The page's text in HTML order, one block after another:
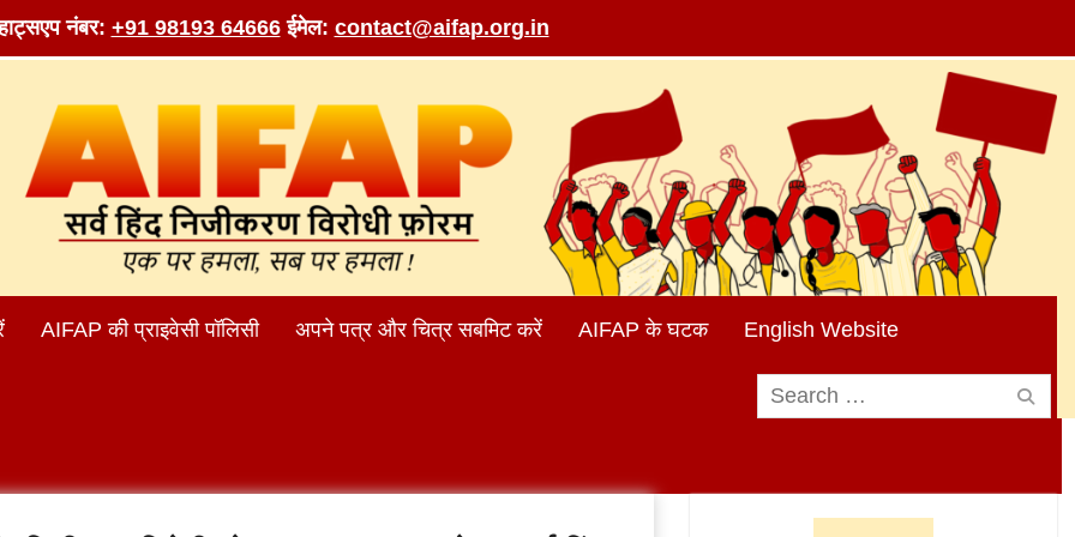
नंबर: +91 98193 64666 ईमेल: contact@aifap.org.in
AIFAP की प्राइवेसी पॉलिसी अपने पत्र और चित्र सबमिट करें AIFAP के घटक English Website
Search
for: